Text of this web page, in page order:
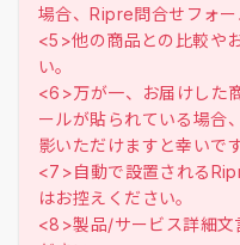
場合、Ripre問合せフォー
<5>他の商品との比較や
い。
<6>万が一、お届けした
ールが貼られている場合
影いただけますと幸いです
<7>自動で設置される
はお控えください。
<8>製品/サービス詳細文